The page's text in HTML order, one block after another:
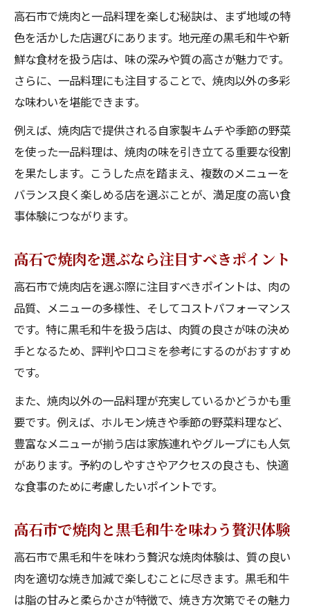
高石市で焼肉と一品料理を楽しむ秘訣は、まず地域の特
色を活かした店選びにあります。地元産の黒毛和牛や新
鮮な食材を扱う店は、味の深みや質の高さが魅力です。
さらに、一品料理にも注目することで、焼肉以外の多彩
な味わいを堪能できます。
例えば、焼肉店で提供される自家製キムチや季節の野菜
を使った一品料理は、焼肉の味を引き立てる重要な役割
を果たします。こうした点を踏まえ、複数のメニューを
バランス良く楽しめる店を選ぶことが、満足度の高い食
事体験につながります。
高石で焼肉を選ぶなら注目すべきポイント
高石市で焼肉店を選ぶ際に注目すべきポイントは、肉の
品質、メニューの多様性、そしてコストパフォーマンス
です。特に黒毛和牛を扱う店は、肉質の良さが味の決め
手となるため、評判や口コミを参考にするのがおすすめ
です。
また、焼肉以外の一品料理が充実しているかどうかも重
要です。例えば、ホルモン焼きや季節の野菜料理など、
豊富なメニューが揃う店は家族連れやグループにも人気
があります。予約のしやすさやアクセスの良さも、快適
な食事のために考慮したいポイントです。
高石市で焼肉と黒毛和牛を味わう贅沢体験
高石市で黒毛和牛を味わう贅沢な焼肉体験は、質の良い
肉を適切な焼き加減で楽しむことに尽きます。黒毛和牛
は脂の甘みと柔らかさが特徴で、焼き方次第でその魅力